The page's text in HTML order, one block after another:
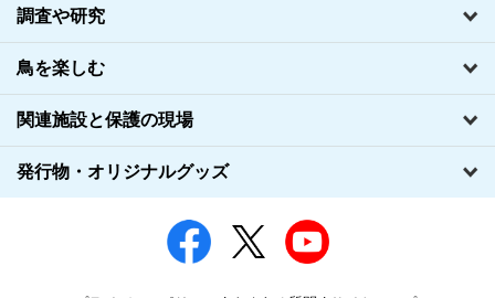
調査や研究
鳥を楽しむ
関連施設と保護の現場
発行物・オリジナルグッズ